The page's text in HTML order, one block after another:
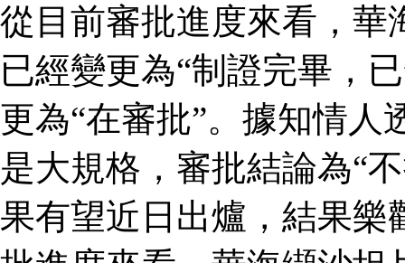
從目前審批進度來看，華
已經變更為“制證完畢，
更為“在審批”。據知情
是大規格，審批結論為“
果有望近日出爐，結果樂